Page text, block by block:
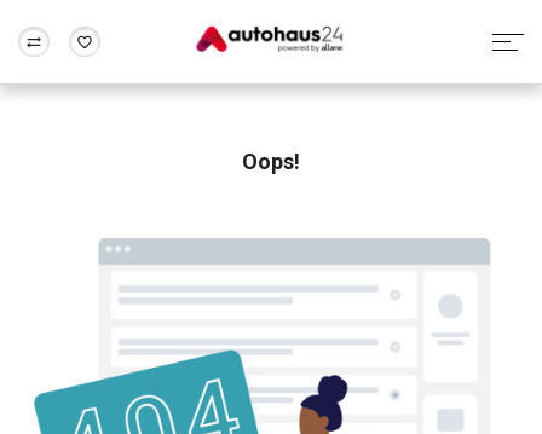
Rund um die Inzahlungnahme
Oops!